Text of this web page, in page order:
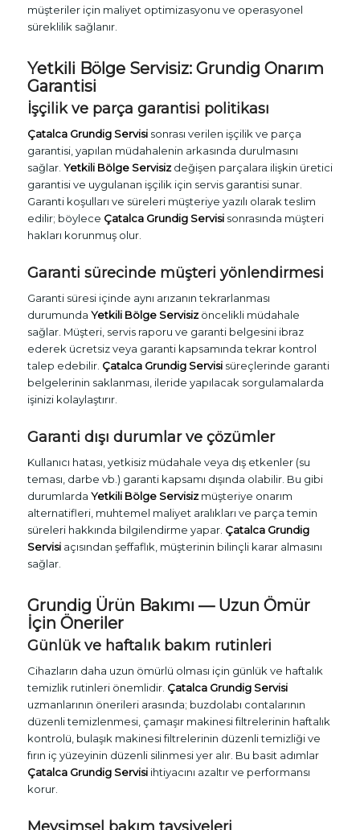
müşteriler için maliyet optimizasyonu ve operasyonel
süreklilik sağlanır.
Yetkili Bölge Servisiz: Grundig Onarım
Garantisi
İşçilik ve parça garantisi politikası
Çatalca Grundig Servisisonrası verilen işçilik ve parça
garantisi, yapılan müdahalenin arkasında durulmasını
sağlar. Yetkili Bölge Servisizdeğişen parçalara ilişkin üretici
garantisi ve uygulanan işçilik için servis garantisi sunar.
Garanti koşulları ve süreleri müşteriye yazılı olarak teslim
edilir; böylece Çatalca Grundig Servisisonrasında müşteri
hakları korunmuş olur.
Garanti sürecinde müşteri yönlendirmesi
Garanti süresi içinde aynı arızanın tekrarlanması
durumunda Yetkili Bölge Servisizöncelikli müdahale
sağlar. Müşteri, servis raporu ve garanti belgesini ibraz
ederek ücretsiz veya garanti kapsamında tekrar kontrol
talep edebilir. Çatalca Grundig Servisisüreçlerinde garanti
belgelerinin saklanması, ileride yapılacak sorgulamalarda
işinizi kolaylaştırır.
Garanti dışı durumlar ve çözümler
Kullanıcı hatası, yetkisiz müdahale veya dış etkenler (su
teması, darbe vb.) garanti kapsamı dışında olabilir. Bu gibi
durumlarda Yetkili Bölge Servisizmüşteriye onarım
alternatifleri, muhtemel maliyet aralıkları ve parça temin
süreleri hakkında bilgilendirme yapar. Çatalca Grundig
Servisiaçısından şeffaflık, müşterinin bilinçli karar almasını
sağlar.
Grundig Ürün Bakımı — Uzun Ömür
İçin Öneriler
Günlük ve haftalık bakım rutinleri
Cihazların daha uzun ömürlü olması için günlük ve haftalık
temizlik rutinleri önemlidir. Çatalca Grundig Servisi
uzmanlarının önerileri arasında; buzdolabı contalarının
düzenli temizlenmesi, çamaşır makinesi filtrelerinin haftalık
kontrolü, bulaşık makinesi filtrelerinin düzenli temizliği ve
fırın iç yüzeyinin düzenli silinmesi yer alır. Bu basit adımlar
Çatalca Grundig Servisiihtiyacını azaltır ve performansı
korur.